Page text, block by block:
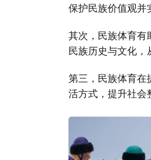
保护民族价值观并
其次，民族体育有
民族历史与文化，
第三，民族体育在
活方式，提升社会